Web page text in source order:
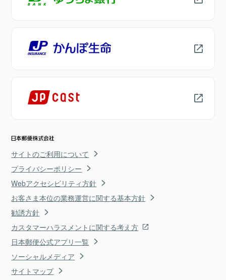
サイトのご利用について
プライバシーポリシー
Webアクセシビリティ方針
お客さま本位の業務運営に関する基本方針
勧誘方針
カスタマーハラスメントに関する考え方
日本郵便公式アプリ一覧
ソーシャルメディア
サイトマップ